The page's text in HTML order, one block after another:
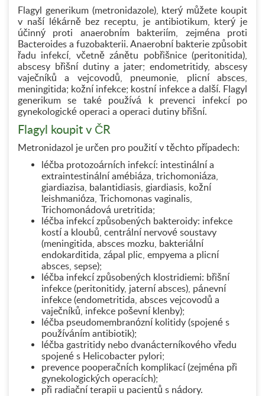
Flagyl generikum (metronidazole), který můžete koupit
v naší lékárně bez receptu, je antibiotikum, který je
účinný proti anaerobním bakteriím, zejména proti
Bacteroides a fuzobakterii. Anaerobní bakterie způsobit
řadu infekcí, včetně zánětu pobřišnice (peritonitida),
abscesy břišní dutiny a jater; endometritidy, abscesy
vaječníků a vejcovodů, pneumonie, plicní absces,
meningitida; kožní infekce; kostní infekce a další. Flagyl
generikum se také používá k prevenci infekcí po
gynekologické operaci a operaci dutiny břišní.
Flagyl koupit v ČR
Metronidazol je určen pro použití v těchto případech:
léčba protozoárních infekcí: intestinální a
extraintestinální amébiáza, trichomoniáza,
giardiazisa, balantidiasis, giardiasis, kožní
leishmanióza, Trichomonas vaginalis,
Trichomonádová uretritida;
léčba infekcí způsobených bakteroidy: infekce
kostí a kloubů, centrální nervové soustavy
(meningitida, absces mozku, bakteriální
endokarditida, zápal plic, empyema a plicní
absces, sepse);
léčba infekcí způsobených klostridiemi: břišní
infekce (peritonitidy, jaterní absces), pánevní
infekce (endometritida, absces vejcovodů a
vaječníků, infekce poševní klenby);
léčba pseudomembranózní kolitidy (spojené s
používáním antibiotik);
léčba gastritidy nebo dvanácterníkového vředu
spojené s Helicobacter pylori;
prevence pooperačních komplikací (zejména při
gynekologických operacích);
při radiační terapii u pacientů s nádory.